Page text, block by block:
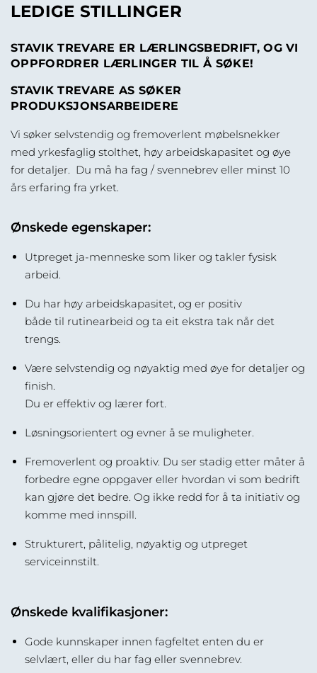
LEDIGE STILLINGER
STAVIK TREVARE ER LÆRLINGSBEDRIFT, OG VI
OPPFORDRER LÆRLINGER TIL Å SØKE!
STAVIK TREVARE AS SØKER
PRODUKSJONSARBEIDERE
Vi søker selvstendig og fremoverlent møbelsnekker
med yrkesfaglig stolthet, høy arbeidskapasitet og øye
for detaljer. Du må ha fag / svennebrev eller minst 10
års erfaring fra yrket.
Ønskede egenskaper:
Utpreget ja-menneske som liker og takler fysisk
arbeid.
Du har høy arbeidskapasitet, og er positiv
både til rutinearbeid og ta eit ekstra tak når det
trengs.
Være selvstendig og nøyaktig med øye for detaljer og
finish.
Du er effektiv og lærer fort.
Løsningsorientert og evner å se muligheter.
Fremoverlent og proaktiv. Du ser stadig etter måter å
forbedre egne oppgaver eller hvordan vi som bedrift
kan gjøre det bedre. Og ikke redd for å ta initiativ og
komme med innspill.
Strukturert, pålitelig, nøyaktig og utpreget
serviceinnstilt.
Ønskede kvalifikasjoner:
Gode kunnskaper innen fagfeltet enten du er
selvlært, eller du har fag eller svennebrev.